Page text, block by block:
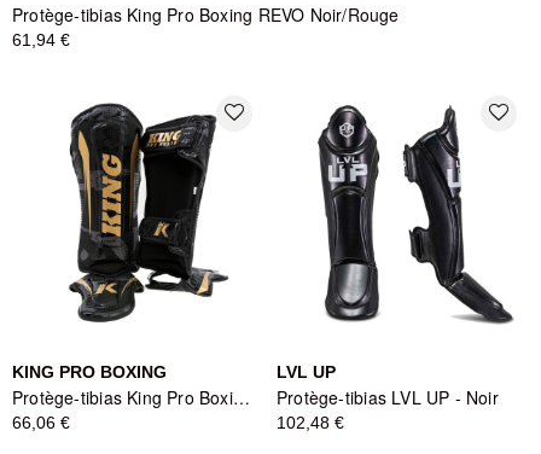
Protège-tibias King Pro Boxing REVO Noir/Rouge
61,94 €
favorite_border
KING PRO BOXING
Protège-tibias King Pro Boxing Shogun Series - Noir/Gris/Or
66,06 €
favorite_border
LVL UP
Protège-tibias LVL UP - Noir
102,48 €